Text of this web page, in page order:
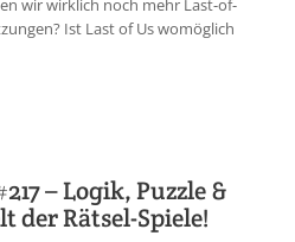
wir wirklich noch mehr Last-of-
Ist Last of Us womöglich
– Logik, Puzzle &
der Rätsel-Spiele!